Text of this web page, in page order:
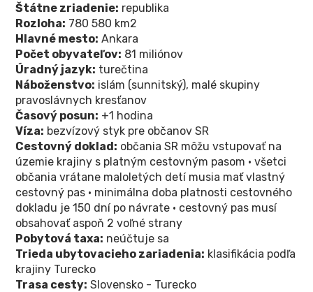
Štátne zriadenie: republika
Rozloha: 780 580 km2
Hlavné mesto: Ankara
Počet obyvateľov: 81 miliónov
Úradný jazyk: turečtina
Náboženstvo: islám (sunnitský), malé skupiny
pravoslávnych kresťanov
Časový posun: +1 hodina
Víza: bezvízový styk pre občanov SR
Cestovný doklad: občania SR môžu vstupovať na
územie krajiny s platným cestovným pasom • všetci
občania vrátane maloletých detí musia mať vlastný
cestovný pas • minimálna doba platnosti cestovného
dokladu je 150 dní po návrate • cestovný pas musí
obsahovať aspoň 2 voľné strany
Pobytová taxa: neúčtuje sa
Trieda ubytovacieho zariadenia: klasifikácia podľa
krajiny Turecko
Trasa cesty: Slovensko - Turecko